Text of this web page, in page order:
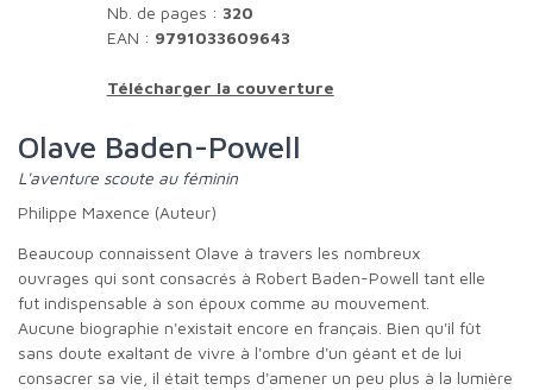
Nb. de pages : 320
EAN : 9791033609643
Télécharger la couverture
Olave Baden-Powell
L'aventure scoute au féminin
Philippe Maxence (Auteur)
Beaucoup connaissent Olave à travers les nombreux
ouvrages qui sont consacrés à Robert Baden-Powell tant elle
fut indispensable à son époux comme au mouvement.
Aucune biographie n'existait encore en français. Bien qu'il fût
sans doute exaltant de vivre à l'ombre d'un géant et de lui
consacrer sa vie, il était temps d'amener un peu plus à la lumière